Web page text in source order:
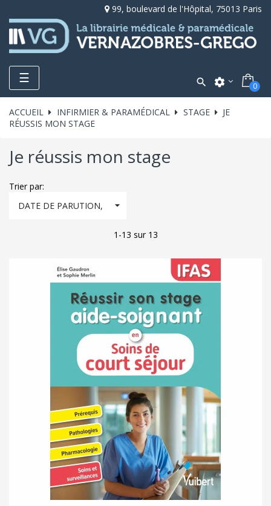
99, boulevard de l'Hôpital, 75013 Paris
Toggle
navigation
☰  settings 0
ACCUEIL INFIRMIER & PARAMÉDICAL STAGE
JE
RÉUSSIS MON STAGE
Je réussis mon stage
Trier par:
DATE DE PARUTION,

1-13 sur 13